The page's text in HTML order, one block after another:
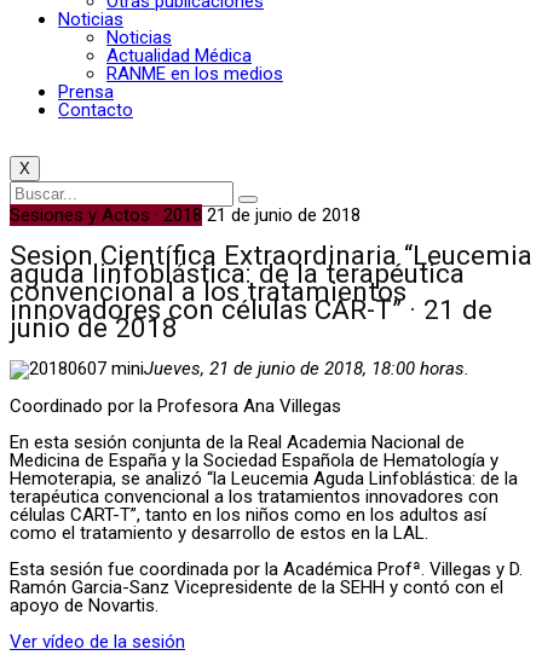
Noticias
Noticias
Actualidad Médica
RANME en los medios
Prensa
Contacto
X
Sesiones y Actos · 2018 21 de junio de 2018
Sesion Científica Extraordinaria “Leucemia
aguda linfoblástica: de la terapéutica
convencional a los tratamientos
innovadores con células CAR-T” · 21 de
junio de 2018
Jueves, 21 de junio de 2018, 18:00 horas.
Coordinado por la Profesora Ana Villegas
En esta sesión conjunta de la Real Academia Nacional de
Medicina de España y la Sociedad Española de Hematología y
Hemoterapia, se analizó “la Leucemia Aguda Linfoblástica: de la
terapéutica convencional a los tratamientos innovadores con
células CART-T”, tanto en los niños como en los adultos así
como el tratamiento y desarrollo de estos en la LAL.
Esta sesión fue coordinada por la Académica Profª. Villegas y D.
Ramón Garcia-Sanz Vicepresidente de la SEHH y contó con el
apoyo de Novartis.
Ver vídeo de la sesión